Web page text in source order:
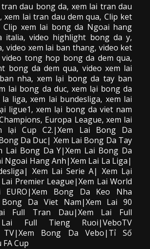
dau bong da, xem lai tran dau
xem lai tran dau dem qua, Clip ket
Clip xem lai bong da Ngoai hang
italia, video highlight bong da y,
video xem lai ban thang, video ket
video tong hop bong da dem qua,
bong da dem qua, video xem lai
nha, xem lại bong da tay ban
lai bong da duc, xem lại bong da
liga, xem lai bundesliga, xem lai
ligue1, xem lại bong da viet nam
Europa League, xem lai
lại Cup C2.|Xem Lai Bong Da
Da Duc| Xem Lai Bong Da Tay
Lai Bong Da Y|Xem Lai Bong Da
Ngoai Hang Anh|Xem Lai La Liga|
Xem Lai Serie A| Xem Lại
Premier League|Xem Lai World
EURO|Xem Bong Da Keo Nha
Da Viet Nam|Xem Lai 90
Full Tran Dau|Xem Lai Full
Lai Full Tieng Ruoi|VeboTV
TV|Xem Bong Da Vebo|Tỉ Số
Cup